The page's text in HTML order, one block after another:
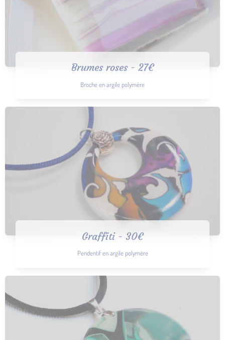
Brumes roses - 27€
Broche en argile polymère
Graffiti - 30€
Pendentif en argile polymère